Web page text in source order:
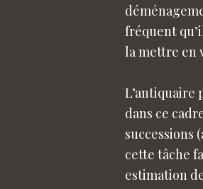
fréquent
la mettre en
L’antiquaire
dans ce
successions
cette tâche
estimation